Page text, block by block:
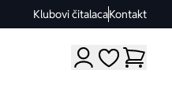
Klubovi čitalacaKontakt
Moji omiljeni